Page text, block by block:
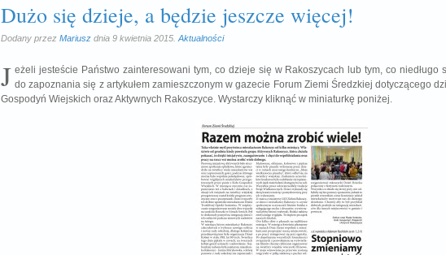
Dużo się dzieje, a będzie jeszcze więcej!
Dodany przez Mariusz dnia 9 kwietnia 2015. Aktualności
J eżeli jesteście Państwo zainteresowani tym, co dzieje się w Rakoszycach lub tym, co niedługo
do zapoznania się z artykułem zamieszczonym w gazecie Forum Ziemi Średzkiej dotyczącego
Gospodyń Wiejskich oraz Aktywnych Rakoszyce. Wystarczy kliknąć w miniaturkę poniżej.